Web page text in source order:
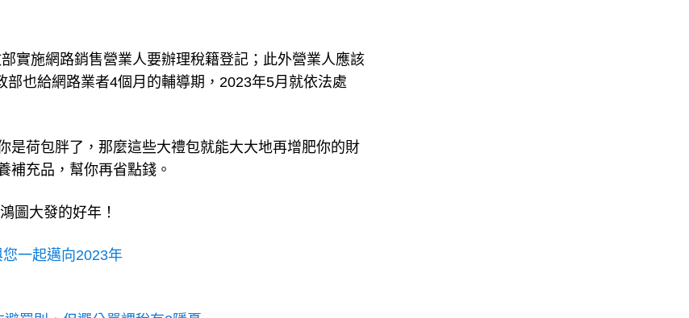
實施網路銷售營業人要辦理稅籍登記；此外營業人應該
也給網路業者4個月的輔導期，2023年5月就依法處
是荷包胖了，那麼這些大禮包就能大大地再增肥你的財
補充品，幫你再省點錢。
圖大發的好年！
一起邁向2023年